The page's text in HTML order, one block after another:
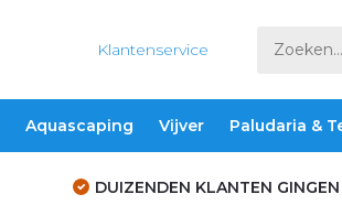
Klantenservice
Aquascaping Vijver Paludaria &
DUIZENDEN KLANTEN GINGEN